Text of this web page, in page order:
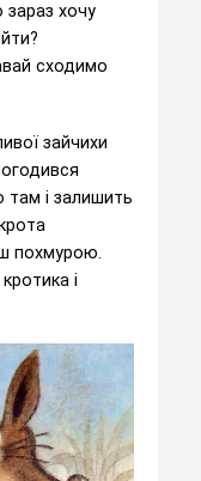
хочу
сходимо
​​зайчихи
там і залишить
похмурою.
і